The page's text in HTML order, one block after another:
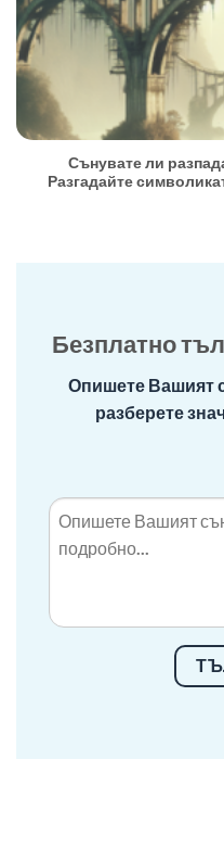
Сънувате ли
Разгадайте
Безплатно
Опишете Вашият
разберете